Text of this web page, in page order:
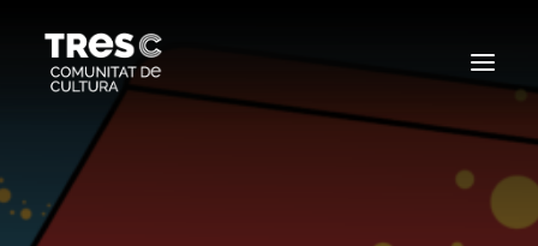
EDICIONS ANTERIORS